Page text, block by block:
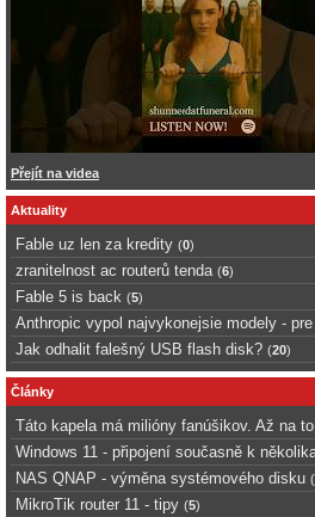
Přejít na videa
Aktuality
Fable uz len za kredity (0)
zranitelnost ac routerů tenda (6)
Fable 5 is back (5)
Anthropic vypol najvykonejsie modely -
Jak odhalit falešný USB flash disk? (20)
Články
Táto kapela má milióny fanúšikov. Až na
Windows 11 - připojení současně k
NAS QNAP - výměna systémového disku (
MikroTik router 11 - tipy (5)